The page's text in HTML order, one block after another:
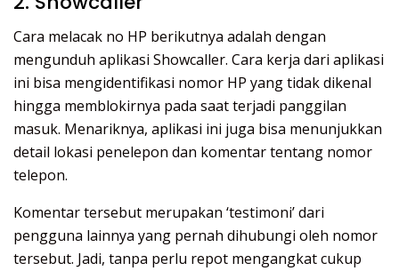
Cara melacak no HP berikutnya adalah dengan
mengunduh aplikasi Showcaller. Cara kerja dari aplikasi
ini bisa mengidentifikasi nomor HP yang tidak dikenal
hingga memblokirnya pada saat terjadi panggilan
masuk. Menariknya, aplikasi ini juga bisa menunjukkan
detail lokasi penelepon dan komentar tentang nomor
telepon.
Komentar tersebut merupakan ‘testimoni’ dari
pengguna lainnya yang pernah dihubungi oleh nomor
tersebut. Jadi, tanpa perlu repot mengangkat cukup